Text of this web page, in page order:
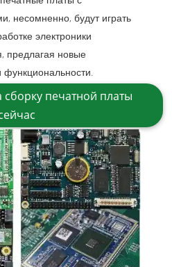
несомненно, будут играть
электроники
предлагая новые
функциональности.
сборку печатной платы